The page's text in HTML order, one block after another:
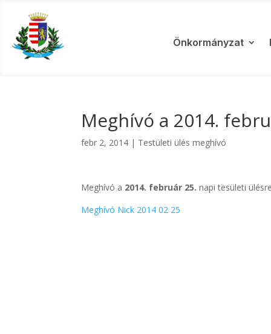
Önkormányzat
Meghívó a 2014.
febr 2, 2014 | Testületi ülés meghívó
Meghívó a 2014. február 25. napi tesületi ülésre
Meghívó Nick 2014 02 25